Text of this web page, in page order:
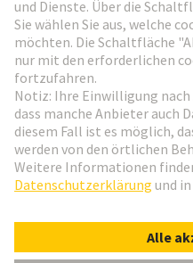
Social Media
Österreich
© HARTING Technologiegruppe